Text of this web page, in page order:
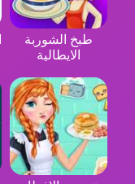
طبخ الشوربة
الايطالية